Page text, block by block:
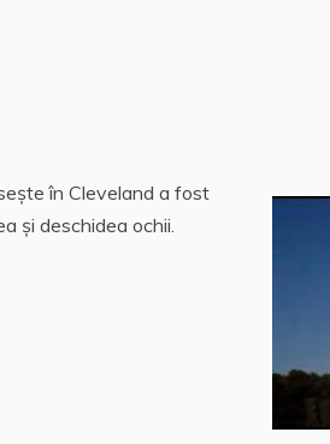
în Cleveland a fost
şi deschidea ochii.